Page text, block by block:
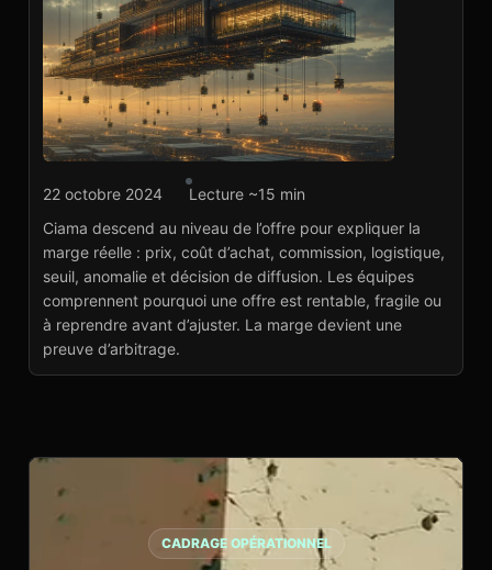
Agence marketplace
Detail marketplace
Voir le projet→
22 octobre 2024
Lecture ~15 min
Ciama descend au niveau de l’offre pour expliquer la
marge réelle : prix, coût d’achat, commission, logistique,
seuil, anomalie et décision de diffusion. Les équipes
comprennent pourquoi une offre est rentable, fragile ou
à reprendre avant d’ajuster. La marge devient une
preuve d’arbitrage.
CADRAGE OPÉRATIONNEL